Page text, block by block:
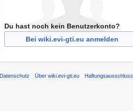
Du hast noch kein Benutzerkonto?
Bei wiki.evi-gti.eu anmelden
Datenschutz Über wiki.evi-gti.eu Haftungsausschluss